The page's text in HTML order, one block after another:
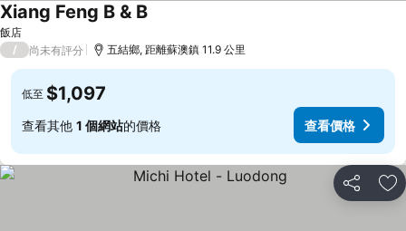
飯店
Xiang Feng B & B查看價格
/ 尚未有評分 五結鄉, 距離蘇澳鎮 11.9 公里
低至 $1,097
查看其他 1 個網站的價格 查看價格
分享 加